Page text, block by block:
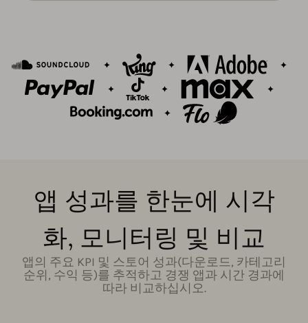
앱 성과를 한눈에 시각
화, 모니터링 및 비교
앱의 주요 KPI 및 스토어 성과(다운로드, 카테고리
순위, 수익 등)를 추적하고 경쟁 앱과 시간 경과에
따라 비교하십시오.